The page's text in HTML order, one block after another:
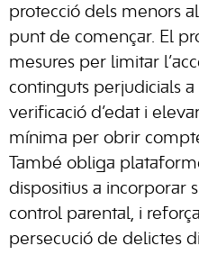
protecció dels menors
punt de començar. El
mesures per limitar
continguts perjudicials
verificació d’edat i
mínima per obrir
També obliga
dispositius a incorporar
control parental, i
persecució de delictes